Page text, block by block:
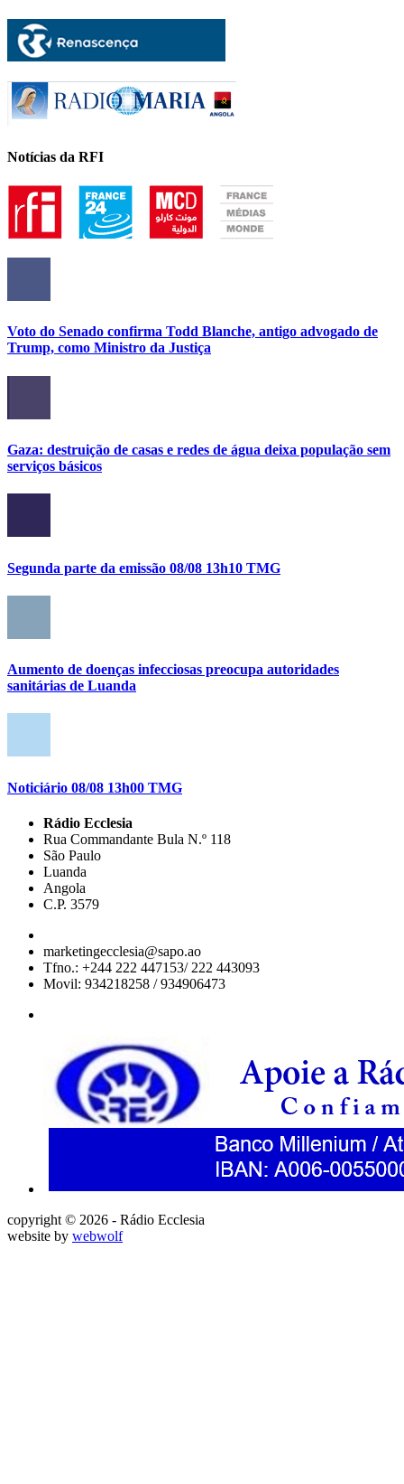
Notícias da RFI
Voto do Senado confirma Todd Blanche, antigo advogado de
Trump, como Ministro da Justiça
Gaza: destruição de casas e redes de água deixa população sem
serviços básicos
Segunda parte da emissão 08/08 13h10 TMG
Aumento de doenças infecciosas preocupa autoridades
sanitárias de Luanda
Noticiário 08/08 13h00 TMG
Rádio Ecclesia
Rua Commandante Bula N.º 118
São Paulo
Luanda
Angola
C.P. 3579
marketingecclesia@sapo.ao
Tfno.: +244 222 447153/ 222 443093
Movil: 934218258 / 934906473
copyright © 2026 - Rádio Ecclesia
website by webwolf